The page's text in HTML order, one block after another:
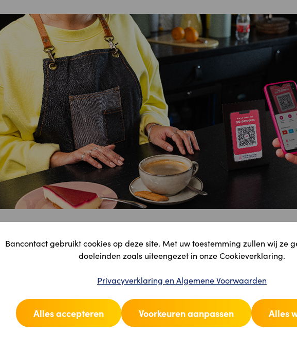
Bancontact gebruikt cookies op deze site. Met uw toestemming zullen wij ze
doeleinden zoals uiteengezet in onze Cookieverklaring.
Privacyverklaring en Algemene Voorwaarden
Alles accepteren Voorkeuren aanpassen Alles
Wat is er nieuw
Vereenvoudigde navigatie: Alle betaalopties en functies zijn nu
het startscherm.
Snellere toegang: Je hoeft niets meer te zoeken – alles staat waar je
Fris en toegankelijk design: Een modern en vriendelijk uiterlijk dat ook